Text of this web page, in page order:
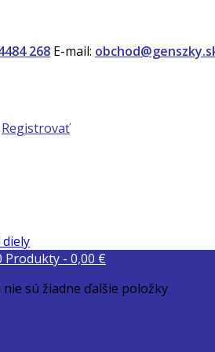
268 E-mail:
Registrovať
Produkty - 0,00 €
sú žiadne ďalšie položky